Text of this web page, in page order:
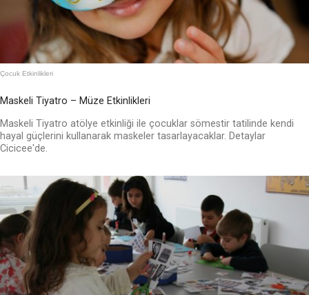
Çocuk Etkinlikleri
Maskeli Tiyatro – Müze Etkinlikleri
Maskeli Tiyatro atölye etkinliği ile çocuklar sömestir tatilinde kendi
hayal güçlerini kullanarak maskeler tasarlayacaklar. Detaylar
Cicicee'de.